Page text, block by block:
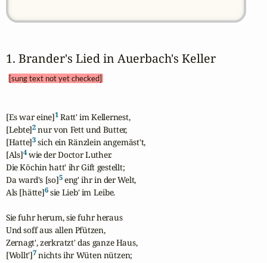
1. Brander's Lied in Auerbach's Keller
[sung text not yet checked]
[Es war eine]1 Ratt' im Kellernest,
[Lebte]2 nur von Fett und Butter,
[Hatte]3 sich ein Ränzlein angemäst't,
[Als]4 wie der Doctor Luther.
Die Köchin hatt' ihr Gift gestellt;
Da ward's [so]5 eng' ihr in der Welt,
Als [hätte]6 sie Lieb' im Leibe.
Sie fuhr herum, sie fuhr heraus
Und soff aus allen Pfützen,
Zernagt', zerkratzt' das ganze Haus,
[Wollt']7 nichts ihr Wüten nützen;